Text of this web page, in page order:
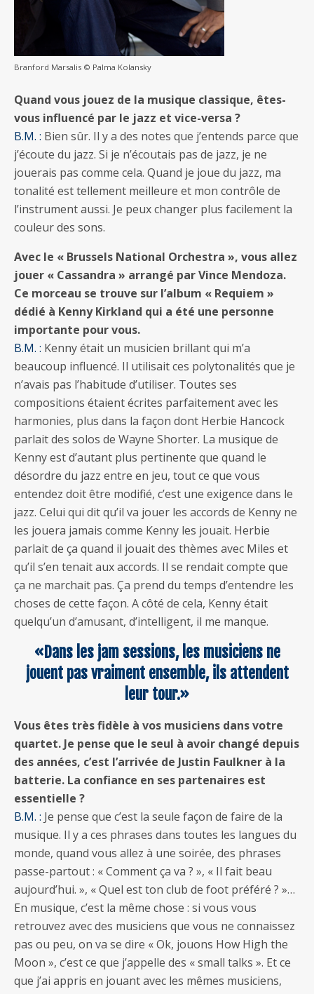
Branford Marsalis © Palma Kolansky
Quand vous jouez de la musique classique, êtes-
vous influencé par le jazz et vice-versa ?
B.M. : Bien sûr. Il y a des notes que j’entends parce que
j’écoute du jazz. Si je n’écoutais pas de jazz, je ne
jouerais pas comme cela. Quand je joue du jazz, ma
tonalité est tellement meilleure et mon contrôle de
l’instrument aussi. Je peux changer plus facilement la
couleur des sons.
Avec le « Brussels National Orchestra », vous allez
jouer « Cassandra » arrangé par Vince Mendoza.
Ce morceau se trouve sur l’album « Requiem »
dédié à Kenny Kirkland qui a été une personne
importante pour vous.
B.M. : Kenny était un musicien brillant qui m’a
beaucoup influencé. Il utilisait ces polytonalités que je
n’avais pas l’habitude d’utiliser. Toutes ses
compositions étaient écrites parfaitement avec les
harmonies, plus dans la façon dont Herbie Hancock
parlait des solos de Wayne Shorter. La musique de
Kenny est d’autant plus pertinente que quand le
désordre du jazz entre en jeu, tout ce que vous
entendez doit être modifié, c’est une exigence dans le
jazz. Celui qui dit qu’il va jouer les accords de Kenny ne
les jouera jamais comme Kenny les jouait. Herbie
parlait de ça quand il jouait des thèmes avec Miles et
qu’il s’en tenait aux accords. Il se rendait compte que
ça ne marchait pas. Ça prend du temps d’entendre les
choses de cette façon. A côté de cela, Kenny était
quelqu’un d’amusant, d’intelligent, il me manque.
«Dans les jam sessions, les musiciens ne
jouent pas vraiment ensemble, ils attendent
leur tour.»
Vous êtes très fidèle à vos musiciens dans votre
quartet. Je pense que le seul à avoir changé depuis
des années, c’est l’arrivée de Justin Faulkner à la
batterie. La confiance en ses partenaires est
essentielle ?
B.M. : Je pense que c’est la seule façon de faire de la
musique. Il y a ces phrases dans toutes les langues du
monde, quand vous allez à une soirée, des phrases
passe-partout : « Comment ça va ? », « Il fait beau
aujourd’hui. », « Quel est ton club de foot préféré ? »…
En musique, c’est la même chose : si vous vous
retrouvez avec des musiciens que vous ne connaissez
pas ou peu, on va se dire « Ok, jouons How High the
Moon », c’est ce que j’appelle des « small talks ». Et ce
que j’ai appris en jouant avec les mêmes musiciens,